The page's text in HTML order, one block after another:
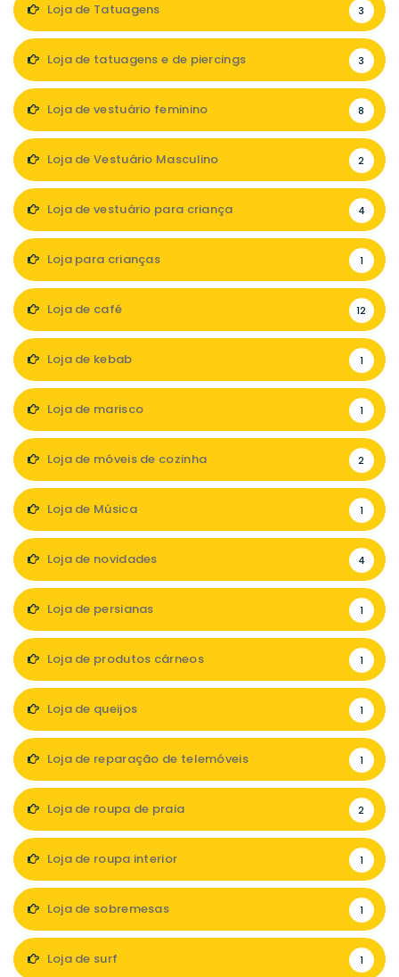
Loja de Tatuagens 3
Loja de tatuagens e de piercings 3
Loja de vestuário feminino 8
Loja de Vestuário Masculino 2
Loja de vestuário para criança 4
Loja para crianças 1
Loja de café 12
Loja de kebab 1
Loja de marisco 1
Loja de móveis de cozinha 2
Loja de Música 1
Loja de novidades 4
Loja de persianas 1
Loja de produtos cárneos 1
Loja de queijos 1
Loja de reparação de telemóveis 1
Loja de roupa de praia 2
Loja de roupa interior 1
Loja de sobremesas 1
Loja de surf 1